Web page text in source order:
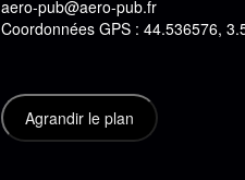
aero-pub@aero-pub.fr
Coordonnées GPS : 44.536576,